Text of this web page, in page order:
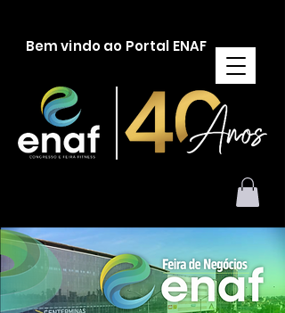
Bem vindo ao Portal ENAF